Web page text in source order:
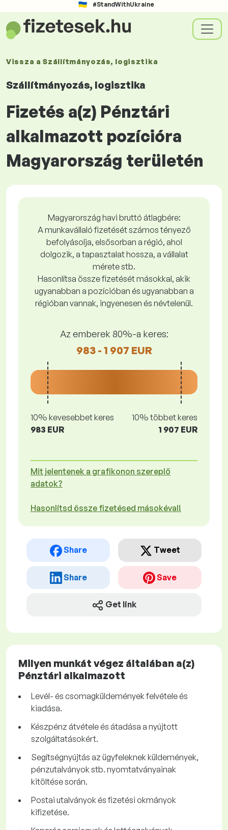
#StandWithUkraine
Vissza aSzállítmányozás, logisztika
Szállítmányozás, logisztika
Fizetés a(z) Pénztári
alkalmazott pozícióra
Magyarország területén
Magyarország havi bruttó átlagbére:
A munkavállaló fizetését számos tényező
befolyásolja, elsősorban a régió, ahol
dolgozik, a tapasztalat hossza, a vállalat
mérete stb.
Hasonlítsa össze fizetését másokkal, akik
ugyanabban a pozícióban és ugyanabban a
régióban vannak, ingyenesen és névtelenül.
Az emberek 80%-a keres:
983 - 1 907 EUR
10% kevesebbet keres
983 EUR
10% többet keres
1 907 EUR
Mit jelentenek a grafikonon szereplő
adatok?
Hasonlítsd össze fizetésed másokéval!
Share Tweet
Share Save
Get link
Milyen munkát végez általában a(z)
Pénztári alkalmazott
Levél- és csomagküldemények felvétele és
kiadása.
Készpénz átvétele és átadása a nyújtott
szolgáltatásokért.
Segítségnyújtás az ügyfeleknek küldemények,
pénzutalványok stb. nyomtatványainak
kitöltése során.
Postai utalványok és fizetési okmányok
kifizetése.